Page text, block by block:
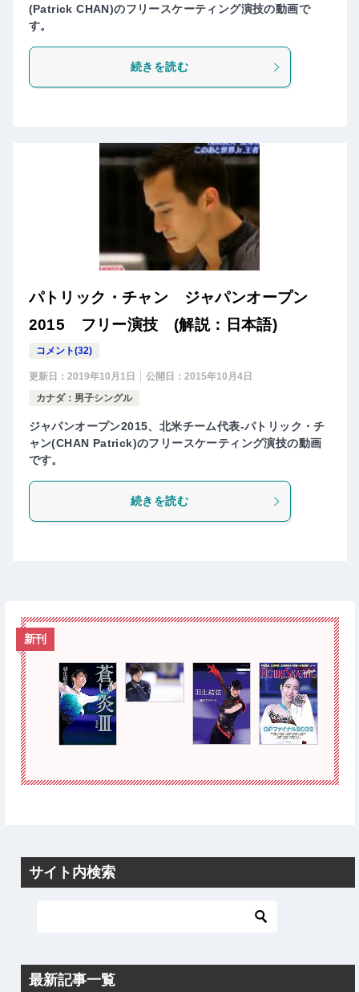
(Patrick CHAN)のフリースケーティング演技の動画で
す。
続きを読む
パトリック・チャン ジャパンオープン
2015 フリー演技 (解説：日本語)
コメント(32)
更新日： 2019年10月1日 公開日： 2015年10月4日
カナダ：男子シングル
ジャパンオープン2015、北米チーム代表-パトリック・チ
ャン(CHAN Patrick)のフリースケーティング演技の動画
です。
続きを読む
新刊
サイト内検索
最新記事一覧